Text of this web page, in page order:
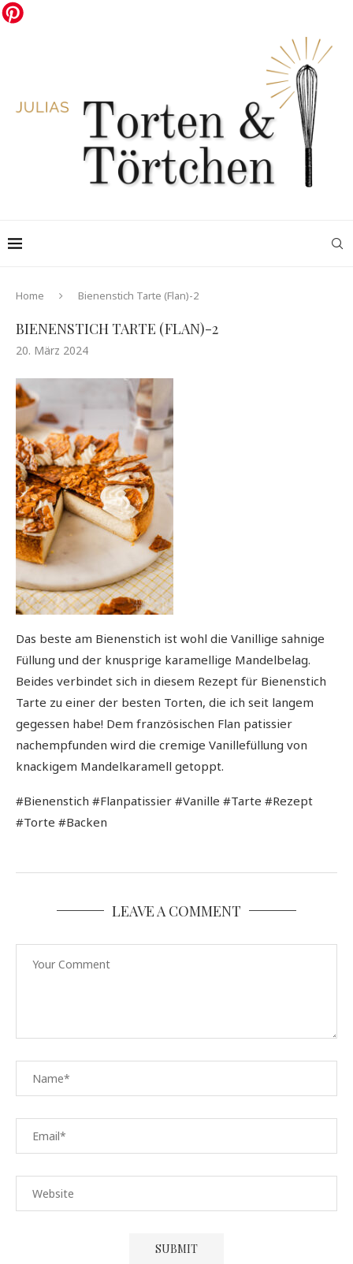
Home Bienenstich Tarte (Flan)-2
BIENENSTICH TARTE (FLAN)-2
20. März 2024
Das beste am Bienenstich ist wohl die Vanillige sahnige
Füllung und der knusprige karamellige Mandelbelag.
Beides verbindet sich in diesem Rezept für Bienenstich
Tarte zu einer der besten Torten, die ich seit langem
gegessen habe! Dem französischen Flan patissier
nachempfunden wird die cremige Vanillefüllung von
knackigem Mandelkaramell getoppt.
#Bienenstich #Flanpatissier #Vanille #Tarte #Rezept
#Torte #Backen
LEAVE A COMMENT